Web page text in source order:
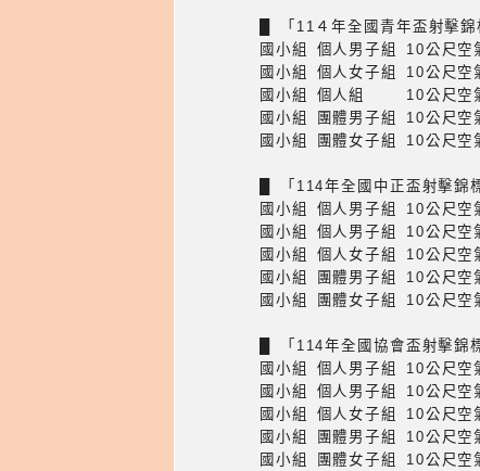
█ 「11４年全國青年盃射擊
國小組 個人男子組 10公尺空
國小組 個人女子組 10公尺空
國小組 個人組 10公尺空
國小組 團體男子組 10公尺空
國小組 團體女子組 10公尺空
█ 「114年全國中正盃射擊錦
國小組 個人男子組 10公尺空
國小組 個人男子組 10公尺空
國小組 個人女子組 10公尺空
國小組 團體男子組 10公尺空
國小組 團體女子組 10公尺空
█ 「114年全國協會盃射擊錦
國小組 個人男子組 10公尺空
國小組 個人男子組 10公尺空
國小組 個人女子組 10公尺空
國小組 團體男子組 10公尺空
國小組 團體女子組 10公尺空